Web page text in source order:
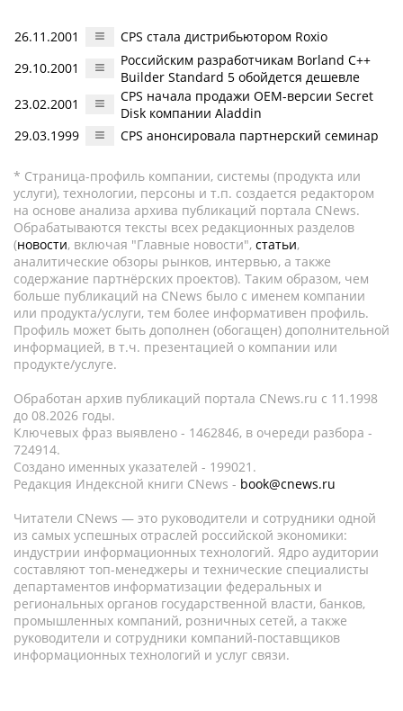
26.11.2001
CPS стала дистрибьютором Roxio
29.10.2001
Российским разработчикам Borland C++
Builder Standard 5 обойдется дешевле
23.02.2001
CPS начала продажи OEM-версии Secret
Disk компании Aladdin
29.03.1999
CPS анонсировала партнерский семинар
* Страница-профиль компании, системы (продукта или
услуги), технологии, персоны и т.п. создается редактором
на основе анализа архива публикаций портала CNews.
Обрабатываются тексты всех редакционных разделов
(новости, включая "Главные новости", статьи,
аналитические обзоры рынков, интервью, а также
содержание партнёрских проектов). Таким образом, чем
больше публикаций на CNews было с именем компании
или продукта/услуги, тем более информативен профиль.
Профиль может быть дополнен (обогащен) дополнительной
информацией, в т.ч. презентацией о компании или
продукте/услуге.
Обработан архив публикаций портала CNews.ru c 11.1998
до 08.2026 годы.
Ключевых фраз выявлено - 1462846, в очереди разбора -
724914.
Создано именных указателей - 199021.
Редакция Индексной книги CNews - book@cnews.ru
Читатели CNews — это руководители и сотрудники одной
из самых успешных отраслей российской экономики:
индустрии информационных технологий. Ядро аудитории
составляют топ-менеджеры и технические специалисты
департаментов информатизации федеральных и
региональных органов государственной власти, банков,
промышленных компаний, розничных сетей, а также
руководители и сотрудники компаний-поставщиков
информационных технологий и услуг связи.